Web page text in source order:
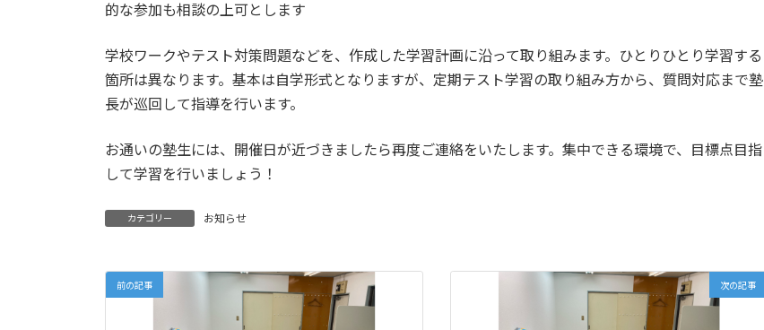
的な参加も相談の上可とします
学校ワークやテスト対策問題などを、作成した学習計画に沿って取り組みます。ひとりひとり学習する
箇所は異なります。基本は自学形式となりますが、定期テスト学習の取り組み方から、質問対応まで塾
長が巡回して指導を行います。
お通いの塾生には、開催日が近づきましたら再度ご連絡をいたします。集中できる環境で、目標点目指
して学習を行いましょう！
カテゴリー お知らせ
前の記事 次の記事